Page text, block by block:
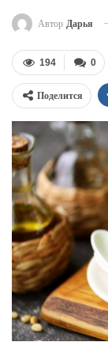
Автор Дарья
0
194
Поделится